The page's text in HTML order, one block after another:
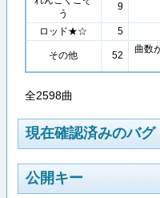
う
9
ロッド★☆ 5
その他 52
曲数
全2598曲
現在確認済みのバグ
公開キー